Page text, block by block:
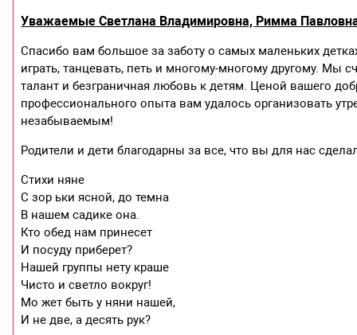
Уважаемые Светлана Владимировна, Римма
Спасибо вам большое за заботу о самых маленьких
играть, танцевать, петь и многому-многому другому. Мы
талант и безграничная любовь к детям. Ценой вашего
профессионального опыта вам удалось организовать
незабываемым!
Родители и дети благодарны за все, что вы для нас
Стихи няне
С зор ьки ясной, до темна
В нашем садике она.
Кто обед нам принесет
И посуду приберет?
Нашей группы нету краше
Чисто и светло вокруг!
Мо жет быть у няни нашей,
И не две, а десять рук?